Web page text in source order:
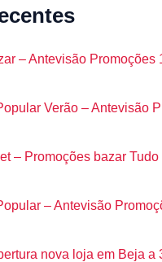
– Antevisão Promoções
Verão – Antevisão
– Promoções bazar Tudo
– Antevisão
nova loja em Beja a